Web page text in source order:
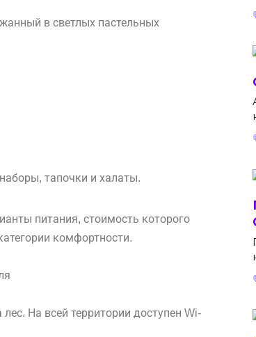
в светлых пастельных
тапочки и халаты.
питания, стоимость которого
комфортности.
На всей территории доступен Wi-